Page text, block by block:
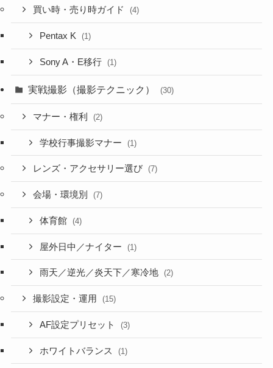
買い時・売り時ガイド (4)
Pentax K (1)
Sony A・E移行 (1)
実戦撮影（撮影テクニック） (30)
マナー・権利 (2)
学校行事撮影マナー (1)
レンズ・アクセサリー選び (7)
会場・環境別 (7)
体育館 (4)
屋外日中／ナイター (1)
雨天／逆光／炎天下／寒冷地 (2)
撮影設定・運用 (15)
AF設定プリセット (3)
ホワイトバランス (1)